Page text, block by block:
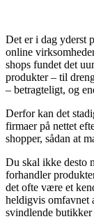
Det er i dag yderst
online
shops fundet det
produkter – til
– betragteligt, og
Derfor kan det
firmaer på nettet
shopper, sådan at
Du skal ikke desto
forhandler
det ofte være et
heldigvis omfavnet
svindlende butikker